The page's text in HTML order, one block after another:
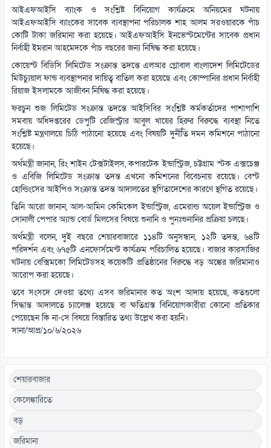
আইএফআইসি ব্যাংক ও সংশ্লিষ্ট বিনিয়োগ কার্যক্রমে অনিয়মের ঘটনায়
আইএফআইসি ব্যাংকের সাবেক ব্যবস্থাপনা পরিচালক শাহ আলম সরওয়ারকে পাঁচ
কোটি টাকা জরিমানা করা হয়েছে। আইএফআইসি ইনভেস্টমেন্টের সাবেক প্রধান
নির্বাহী ইমরান আহমেদকে পাঁচ বছরের জন্য নিষিদ্ধ করা হয়েছে।
কোয়েস্ট বিডিসি লিমিটেড সংক্রান্ত তদন্তে এলআর গ্লোবাল বাংলাদেশ লিমিটেডের
মিউচ্যুয়াল ফান্ড ব্যবস্থাপনার দায়িত্ব বাতিল করা হয়েছে এবং কোম্পানির প্রধান নির্বাহী
রিয়াজ ইসলামকে আজীবন নিষিদ্ধ করা হয়েছে।
ফরচুন শুজ লিমিটেড সংক্রান্ত তদন্তে আইসিবির সংশ্লিষ্ট কর্মকর্তাদের পাশাপাশি
সমবায় অধিদপ্তরের ডেপুটি রেজিস্ট্রার আবুল খায়ের হিরুর বিরুদ্ধে ব্যবস্থা নিতে
সংশ্লিষ্ট মন্ত্রণালয়ে চিঠি পাঠানো হয়েছে এবং বিষয়টি দুর্নীতি দমন কমিশনে পাঠানো
হয়েছে।
অর্থমন্ত্রী জানান, রিং শাইন টেক্সটাইলস, কপারটেক ইন্ডাস্ট্রিজ, চট্টগ্রাম স্টক এক্সচেঞ্জ
ও এবিজি লিমিটেড সংক্রান্ত তদন্ত এখনো কমিশনের বিবেচনায় রয়েছে। বেস্ট
হোল্ডিংসের আইপিও সংক্রান্ত তদন্ত আদালতের স্থগিতাদেশের কারণে স্থগিত রয়েছে।
তিনি আরো জানান, আল-আমিন কেমিকেল ইন্ডাস্ট্রিজ, এমেরাল্ড অয়েল ইন্ডাস্ট্রিজ ও
সোনালী পেপার অ্যান্ড বোর্ড মিলসের বিষয়ে শুনানি ও পুনঃশুনানির প্রক্রিয়া চলছে।
অর্থমন্ত্রী বলেন, দুই বছরে শেয়ারবাজারে ১১৪টি অনুসন্ধান, ১২টি তদন্ত, ৬৪টি
পরিদর্শন এবং ৬৭৫টি এনফোর্সমেন্ট কার্যক্রম পরিচালিত হয়েছে। বাজার কারসাজির
ঘটনায় বেক্সিমকো লিমিটেডসহ কয়েকটি প্রতিষ্ঠানের বিরুদ্ধে বড় অঙ্কের জরিমানাও
আরোপ করা হয়েছে।
তবে সংসদে দেওয়া তথ্যে এসব জরিমানার কত অংশ আদায় হয়েছে, কতগুলো
সিদ্ধান্ত আদালতে চ্যালেঞ্জ হয়েছে বা ক্ষতিগ্রস্ত বিনিয়োগকারীরা কোনো প্রতিকার
পেয়েছেন কি না-সে বিষয়ে বিস্তারিত তথ্য উল্লেখ করা হয়নি।
সানা/আপ্র/১০/৬/২০২৬
শেয়ারবাজার
কেলেঙ্কারিতে
বড়
জরিমানা